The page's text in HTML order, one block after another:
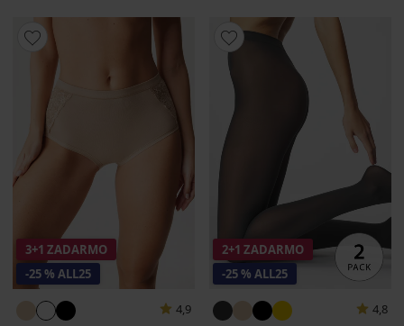
3+1 ZADARMO
-25 % ALL25
4,9
2+1 ZADARMO
-25 % ALL25
4,8